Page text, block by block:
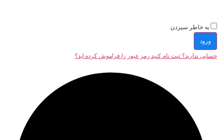
به خاطر سپردن
ورود
حسابی ندارید؟ ثبت نام کنید رمز عبور زا فراموش کرده اید؟